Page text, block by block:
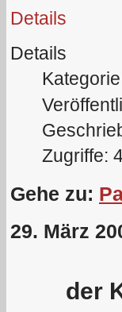
Details
Details
Zugriffe:
Gehe zu:
29. März
der